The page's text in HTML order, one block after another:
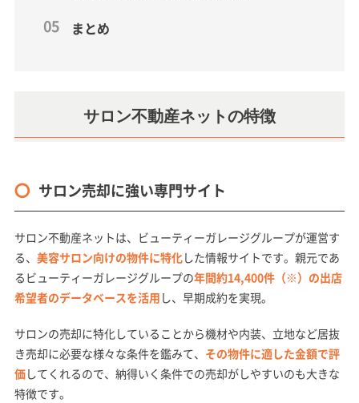
まとめ
サロン不動産ネットの特徴
サロン売却に強い専門サイト
サロン不動産ネットは、ビューティーガレージグループが運営す
る、 美容サロン向けの物件に特化した情報サイトです。親元であ
るビューティーガレージグループの年間約14,400件（※）の出店
希望者のデータベースを活用 し、早期成約を実現。
サロンの売却に特化していることから機材や内装、立地など居抜
き売却に必要な様々な条件を鑑みて、 その物件に適した金額で評
価してくれるので、納得いく条件での売却がしやすいのも大きな
特徴です。